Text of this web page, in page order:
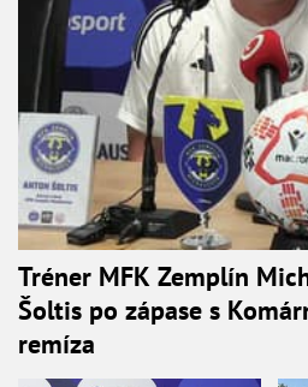
Tréner MFK Zemplín
Šoltis po zápase s
remíza